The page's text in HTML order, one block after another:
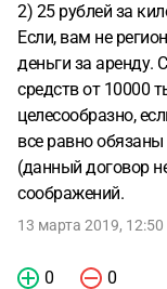
2) 25 рублей за
Если, вам не
деньги за аренду.
средств от 10000
целесообразно,
все равно обязаны
(данный договор
соображений.
13 марта 2019, 12:50
0 0